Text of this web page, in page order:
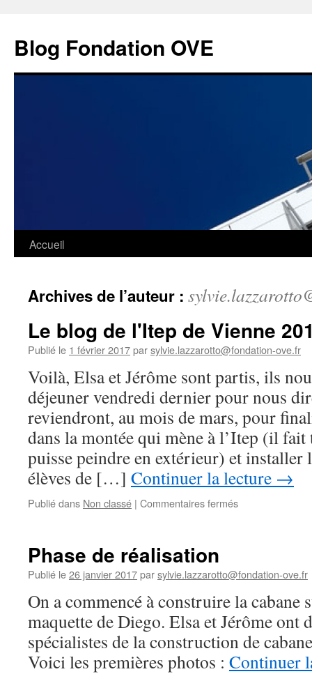
contenu
Blog Fondation OVE
Accueil
Archives de l’auteur :
Le blog de l'Itep de Vienne
Publié le 1 février 2017parsylvie.lazzarotto@fondation-ove.fr
Voilà, Elsa et Jérôme sont partis, ils
déjeuner vendredi dernier pour nous
reviendront, au mois de mars, pour
dans la montée qui mène à l’Itep (il
puisse peindre en extérieur) et installer
élèves de […] Continuer la lecture →
Publié dans Non classé | Commentaires ferméssur
de
2017-
02-
01
12:24:47
Phase de réalisation
Publié le26 janvier 2017parsylvie.lazzarotto@fondation-ove.fr
On a commencé à construire la cabane
maquette de Diego. Elsa et Jérôme ont
spécialistes de la construction de
Voici les premières photos : Continuer